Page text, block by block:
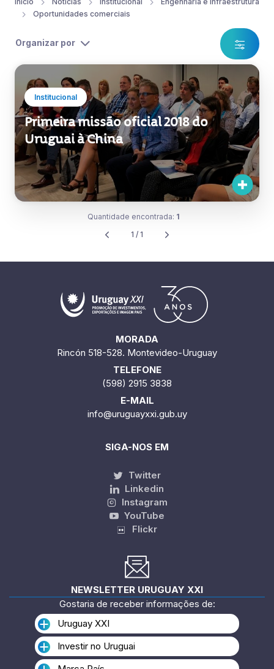
Oportunidades comerciais
Organizar por
Institucional
Primeira missão oficial 2018 do
Uruguai à China
Quantidade encontrada: 1
1 / 1
MORADA
Rincón 518-528. Montevideo-Uruguay
TELEFONE
(598) 2915 3838
E-MAIL
info@uruguayxxi.gub.uy
SIGA-NOS EM
Twitter
Linkedin
Instagram
YouTube
Flickr
NEWSLETTER URUGUAY XXI
Gostaria de receber informações de:
Uruguay XXI
Investir no Uruguai